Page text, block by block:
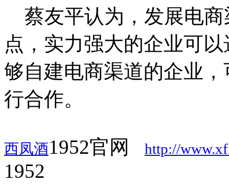
蔡友平认为，发展电商
点，实力强大的企业可
够自建电商渠道的企业
行合作。
西凤酒1952官网 http://
1952